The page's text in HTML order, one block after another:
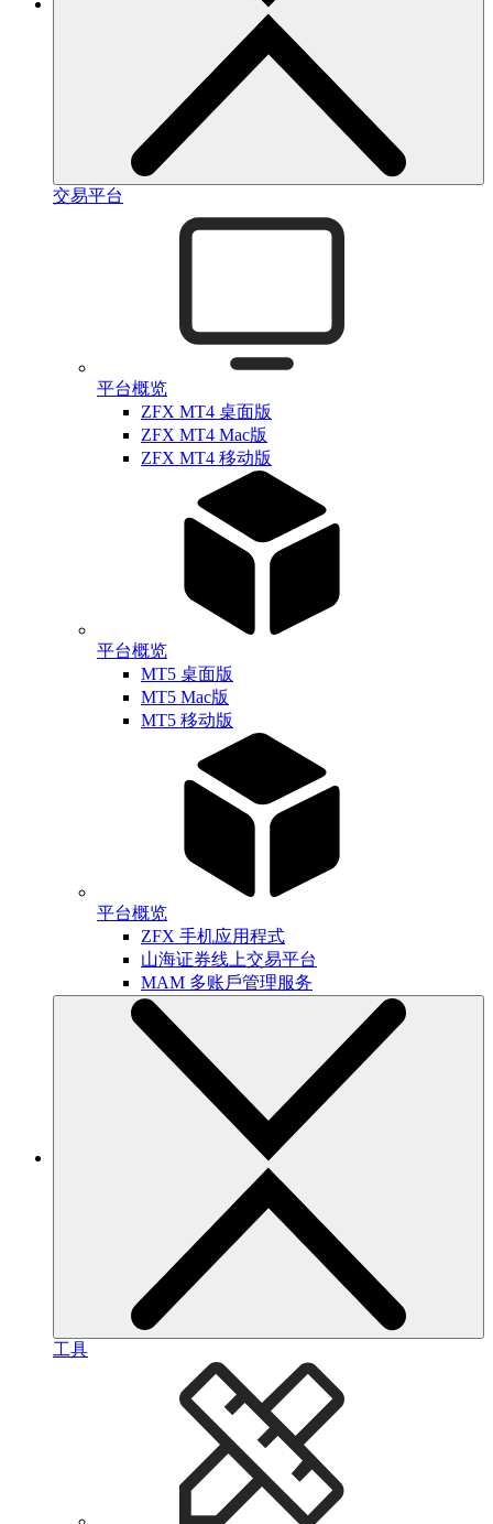
交易平台
平台概览
ZFX MT4 桌面版
ZFX MT4 Mac版
ZFX MT4 移动版
平台概览
MT5 桌面版
MT5 Mac版
MT5 移动版
平台概览
ZFX 手机应用程式
山海证券线上交易平台
MAM 多账戶管理服务
工具